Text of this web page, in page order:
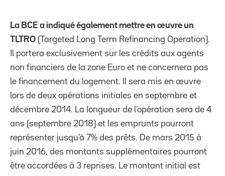
La BCE a indiqué également mettre en œuvre un
TLTRO (Targeted Long Term Refinancing Operation).
Il portera exclusivement sur les crédits aux agents
non financiers de la zone Euro et ne concernera pas
le financement du logement. Il sera mis en œuvre
lors de deux opérations initiales en septembre et
décembre 2014. La longueur de l’opération sera de 4
ans (septembre 2018) et les emprunts pourront
représenter jusqu’à 7% des prêts. De mars 2015 à
juin 2016, des montants supplémentaires pourront
être accordées à 3 reprises. Le montant initial est